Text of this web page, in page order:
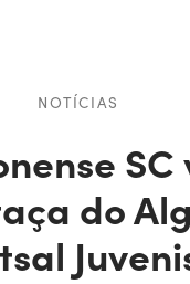
NOTÍCIAS
SC
do